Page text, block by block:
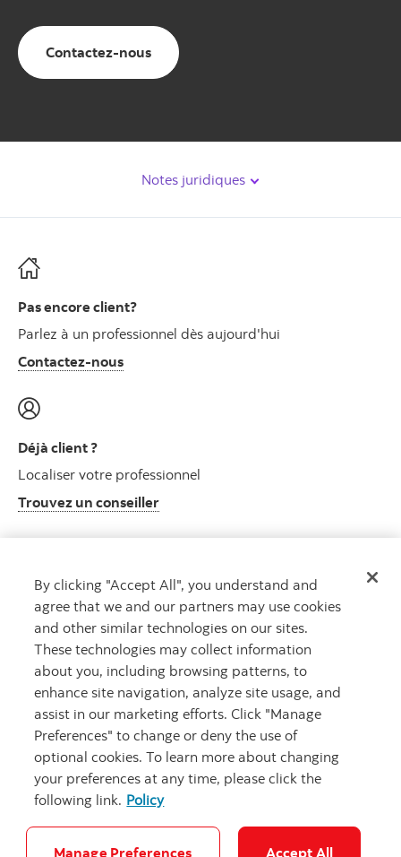
Contactez-nous
Notes juridiques
Pas encore client?
Parlez à un professionnel dès aujourd'hui
Contactez-nous
Déjà client ?
Localiser votre professionnel
Trouvez un conseiller
Centre de ressources clients
Informations sur le plan et autres
Visitez le centre de ressources clients
Carrières Notes juridiques
By clicking "Accept All", you understand and
agree that we and our partners may use cookies
and other similar technologies on our sites.
These technologies may collect information
about you, including browsing patterns, to
enhance site navigation, analyze site usage, and
assist in our marketing efforts. Click "Manage
Preferences" to change or deny the use of
optional cookies. To learn more about changing
your preferences at any time, please click the
following link. Policy
Manage Preferences Accept All